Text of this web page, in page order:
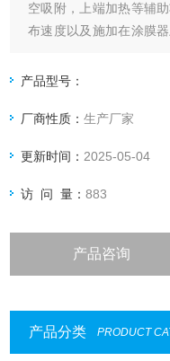
空吸附，上端加热等辅
布速度以及施加在涂膜
就给比较样板之间的测
决了，手工涂布的缺点。
产品型号：
厂商性质：生产厂家
更新时间： 2025-05-04
访 问 量：883
产品咨询
产品分类 PRODUCT